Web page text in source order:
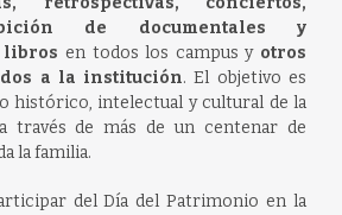
de documentales y
libros en todos los campus y otros
a la institución. El objetivo es
histórico, intelectual y cultural de la
través de más de un centenar de
la familia.
del Día del Patrimonio en la